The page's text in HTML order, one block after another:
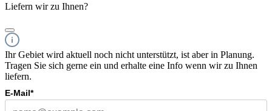
Liefern wir zu Ihnen?
Ihr Gebiet wird aktuell noch nicht unterstützt, ist aber in Planung.
Tragen Sie sich gerne ein und erhalte eine Info wenn wir zu Ihnen
liefern.
E-Mail*